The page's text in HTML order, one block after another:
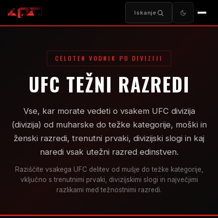
Iskanje
CELOTEN VODNIK PO DIVIZIJI
UFC TEŽNI RAZREDI
Vse, kar morate vedeti o vsakem UFC divizija
(divizija) od muharske do težke kategorije, moški in
ženski razredi, trenutni prvaki, divizijski slogi in kaj
naredi vsak utežni razred edinstven.
Raziščite vsakega UFC delitev od mušje do težke kategorije,
vključno s trenutnimi prvaki, divizijskimi slogi in največjimi
razlikami med težnostnimi razredi.